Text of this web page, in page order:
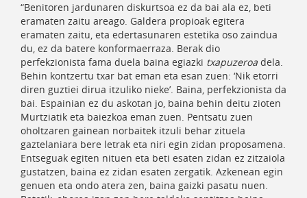
“Benitoren jardunaren diskurtsoa ez da bai ala ez, beti
eramaten zaitu areago. Galdera propioak egitera
eramaten zaitu, eta edertasunaren estetika oso zaindua
du, ez da batere konformaerraza. Berak dio
perfekzionista fama duela baina egiazki txapuzeroa dela.
Behin kontzertu txar bat eman eta esan zuen: ‘Nik etorri
diren guztiei dirua itzuliko nieke’. Baina, perfekzionista da
bai. Espainian ez du askotan jo, baina behin deitu zioten
Murtziatik eta baiezkoa eman zuen. Pentsatu zuen
oholtzaren gainean norbaitek itzuli behar zituela
gaztelaniara bere letrak eta niri egin zidan proposamena.
Entseguak egiten nituen eta beti esaten zidan ez zitzaiola
gustatzen, baina ez zidan esaten zergatik. Azkenean egin
genuen eta ondo atera zen, baina gaizki pasatu nuen.